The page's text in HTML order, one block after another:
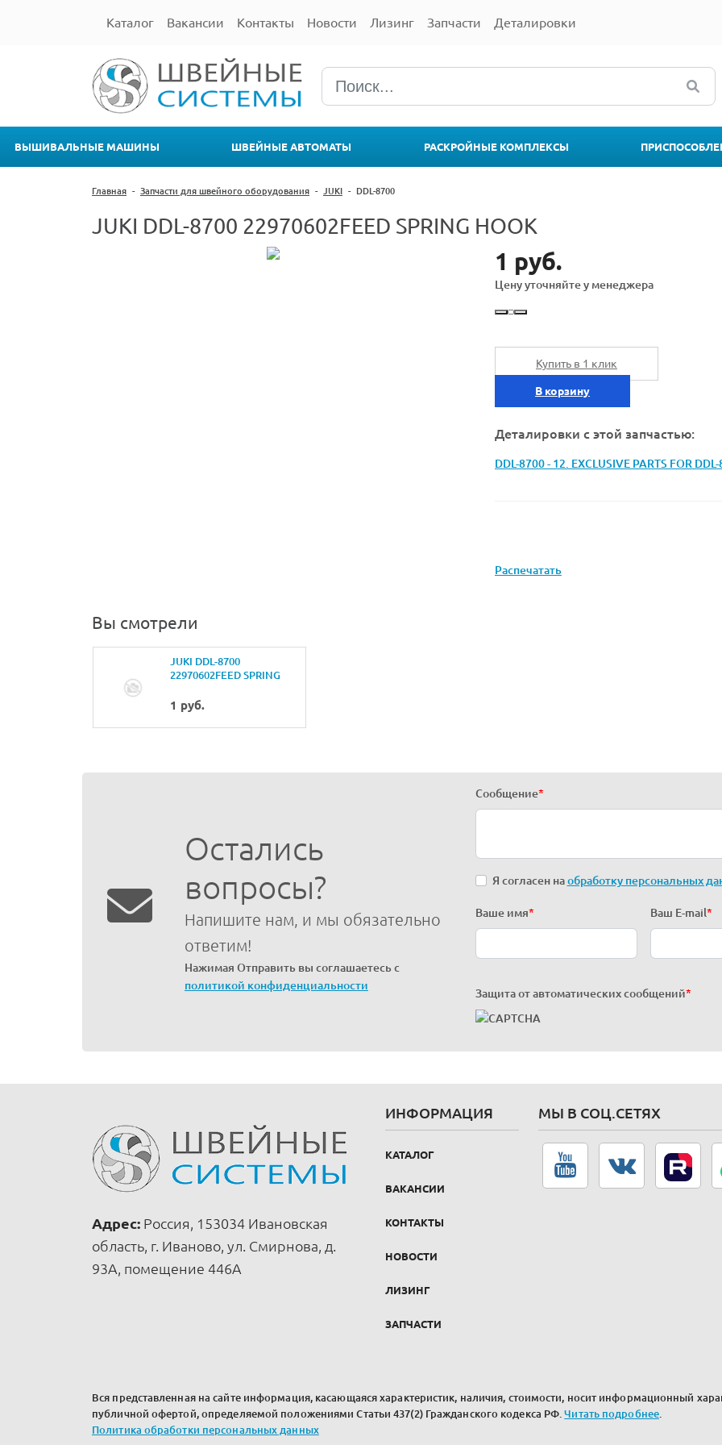
Каталог Вакансии Контакты Новости Лизинг Запчасти Деталировки
ВЫШИВАЛЬНЫЕ МАШИНЫ ШВЕЙНЫЕ АВТОМАТЫ РАСКРОЙНЫЕ КОМПЛЕКСЫ
Главная - Запчасти для швейного оборудования - JUKI - DDL-8700
JUKI DDL-8700 22970602FEED SPRING HOOK
1 руб.
Цену уточняйте у менеджера
Купить в 1 клик
В корзину
Деталировки с этой запчастью:
DDL-8700 - 12. EXCLUSIVE PARTS FOR DDL-
Распечатать
Вы смотрели
JUKI DDL-8700
22970602FEED SPRING
1 руб.
Остались
вопросы?
Напишите нам, и мы обязательно
ответим!
Нажимая Отправить вы соглашаетесь с
политикой конфиденциальности
Сообщение*
Я согласен наобработку персональных
Ваше имя* Ваш E-mail*
Защита от автоматических сообщений*
Адрес: Россия, 153034 Ивановская
область, г. Иваново, ул. Смирнова, д.
93А, помещение 446А
ИНФОРМАЦИЯ
КАТАЛОГ
ВАКАНСИИ
КОНТАКТЫ
НОВОСТИ
ЛИЗИНГ
ЗАПЧАСТИ
МЫ В СОЦ.СЕТЯХ
Вся представленная на сайте информация, касающаяся характеристик, наличия, стоимости, носит информационный
публичной офертой, определяемой положениями Статьи 437(2) Гражданского кодекса РФ.Читать подробнее.
Политика обработки персональных данных